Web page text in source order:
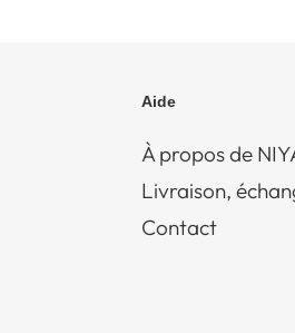
Aide
À propos de
Livraison,
Contact